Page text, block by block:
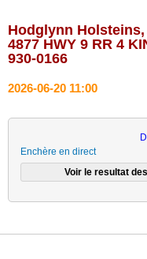
Hodglynn
4877 HWY 9 RR 4
930-0166
2026-06-20 11:00
Enchère en direct